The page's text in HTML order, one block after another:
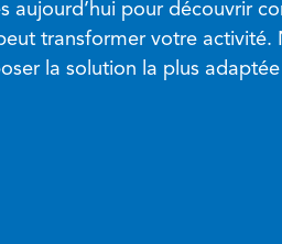
aujourd’hui pour découvrir
transformer votre activité.
la solution la plus